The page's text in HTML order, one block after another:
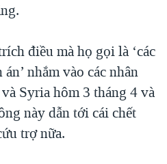
điều mà họ gọi là ‘các
nhắm vào các nhân
Syria hôm 3 tháng 4 và
này dẫn tới cái chết
trợ nữa.